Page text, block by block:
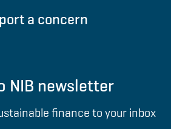
a concern
NIB newsletter
finance to your inbox